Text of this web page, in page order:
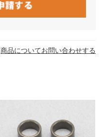
商品についてお問い合わせする